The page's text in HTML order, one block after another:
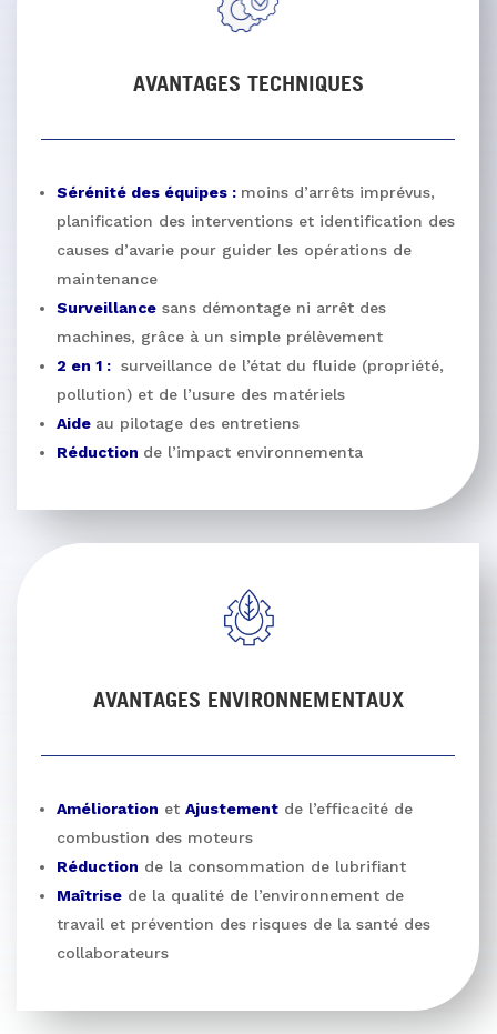
AVANTAGES TECHNIQUES
Sérénité des équipes : moins d’arrêts imprévus,
planification des interventions et identification des
causes d’avarie pour guider les opérations de
maintenance
Surveillance sans démontage ni arrêt des
machines, grâce à un simple prélèvement
2 en 1 : surveillance de l’état du fluide (propriété,
pollution) et de l’usure des matériels
Aide au pilotage des entretiens
Réduction de l’impact environnementa
AVANTAGES ENVIRONNEMENTAUX
Amélioration et Ajustement de l’efficacité de
combustion des moteurs
Réduction de la consommation de lubrifiant
Maîtrise de la qualité de l’environnement de
travail et prévention des risques de la santé des
collaborateurs